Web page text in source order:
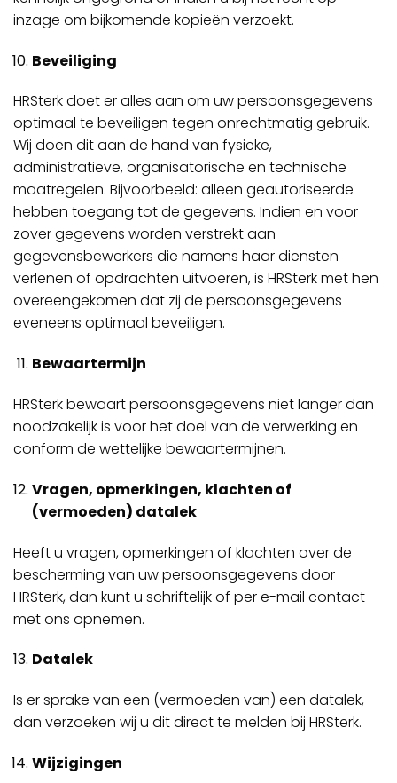
inzage om bijkomende kopieën verzoekt.
Beveiliging
HRSterk doet er alles aan om uw persoonsgegevens
optimaal te beveiligen tegen onrechtmatig gebruik.
Wij doen dit aan de hand van fysieke,
administratieve, organisatorische en technische
maatregelen. Bijvoorbeeld: alleen geautoriseerde
hebben toegang tot de gegevens. Indien en voor
zover gegevens worden verstrekt aan
gegevensbewerkers die namens haar diensten
verlenen of opdrachten uitvoeren, is HRSterk met hen
overeengekomen dat zij de persoonsgegevens
eveneens optimaal beveiligen.
Bewaartermijn
HRSterk bewaart persoonsgegevens niet langer dan
noodzakelijk is voor het doel van de verwerking en
conform de wettelijke bewaartermijnen.
Vragen, opmerkingen, klachten of
(vermoeden) datalek
Heeft u vragen, opmerkingen of klachten over de
bescherming van uw persoonsgegevens door
HRSterk, dan kunt u schriftelijk of per e-mail contact
met ons opnemen.
Datalek
Is er sprake van een (vermoeden van) een datalek,
dan verzoeken wij u dit direct te melden bij HRSterk.
Wijzigingen